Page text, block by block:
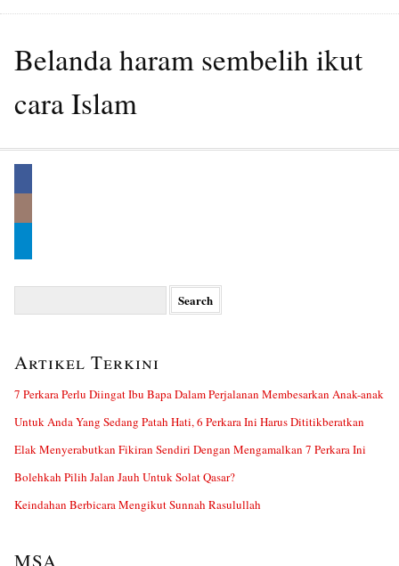
Belanda haram sembelih ikut
cara Islam
Artikel Terkini
7 Perkara Perlu Diingat Ibu Bapa Dalam Perjalanan Membesarkan Anak-anak
Untuk Anda Yang Sedang Patah Hati, 6 Perkara Ini Harus Dititikberatkan
Elak Menyerabutkan Fikiran Sendiri Dengan Mengamalkan 7 Perkara Ini
Bolehkah Pilih Jalan Jauh Untuk Solat Qasar?
Keindahan Berbicara Mengikut Sunnah Rasulullah
MSA